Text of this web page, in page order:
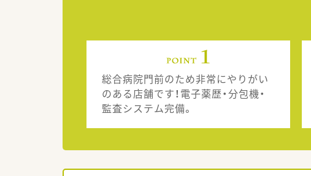
総合病院門前のため非常にやりがい
のある店舗です！電子薬歴・分包機・
監査システム完備。